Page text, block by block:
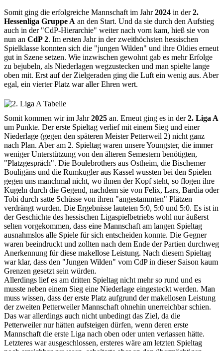
Somit ging die erfolgreiche Mannschaft im Jahr2024 in der2.
Hessenliga Gruppe A an den Start. Und da sie durch den Aufstieg
auch in der "CdP-Hierarchie" weiter nach vorn kam, hieß sie von
nun an CdP 2. Im ersten Jahr in der zweithöchsten hessischen
Spielklasse konnten sich die "jungen Wilden" und ihre Oldies erneut
gut in Szene setzen. Wie inzwischen gewohnt gab es mehr Erfolge
zu bejubeln, als Niederlagen wegzustecken und man spielte lange
oben mit. Erst auf der Zielgeraden ging die Luft ein wenig aus. Aber
egal, ein vierter Platz war aller Ehren wert.
Somit kommen wir im Jahr2025 an. Erneut ging es in der2. Liga A
um Punkte. Der erste Spieltag verlief mit einem Sieg und einer
Niederlage (gegen den späteren Meister Petterweil 2) nicht ganz
nach Plan. Aber am 2. Spieltag waren unsere Youngster, die immer
weniger Unterstützung von den älteren Semestern benötigten,
"Platzgespräch". Die Boulebrothers aus Ostheim, die Bischemer
Bouligäns und die Rumkugler aus Kassel wussten bei den Spielen
gegen uns manchmal nicht, wo ihnen der Kopf steht, so flogen ihre
Kugeln durch die Gegend, nachdem sie von Felix, Lars, Bardia oder
Tobi durch satte Schüsse von ihren "angestammten" Plätzen
verdrängt wurden. Die Ergebnisse lauteten 5:0, 5:0 und 5:0. Es ist in
der Geschichte des hessischen Ligaspielbetriebs wohl nur äußerst
selten vorgekommen, dass eine Mannschaft am langen Spieltag
ausnahmslos alle Spiele für sich entscheiden konnte. Die Gegner
waren beeindruckt und zollten nach dem Ende der Partien durchweg
Anerkennung für diese makellose Leistung. Nach diesem Spieltag
war klar, dass den "Jungen Wilden" vom CdP in dieser Saison kaum
Grenzen gesetzt sein würden.
Allerdings lief es am dritten Spieltag nicht mehr so rund und es
musste neben einem Sieg eine Niederlage eingesteckt werden. Man
muss wissen, dass der erste Platz aufgrund der makellosen Leistung
der zweiten Petterweiler Mannschaft ohnehin unerreichbar schien.
Das war allerdings auch nicht unbedingt das Ziel, da die
Petterweiler nur hätten aufsteigen dürfen, wenn deren erste
Mannschaft die erste Liga nach oben oder unten verlassen hätte.
Letzteres war ausgeschlossen, ersteres wäre am letzten Spieltag